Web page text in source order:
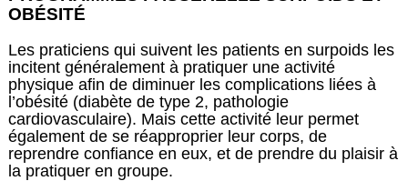
OBÉSITÉ
Les praticiens qui suivent les patients en surpoids les
incitent généralement à pratiquer une activité
physique afin de diminuer les complications liées à
l’obésité (diabète de type 2, pathologie
cardiovasculaire). Mais cette activité leur permet
également de se réapproprier leur corps, de
reprendre confiance en eux, et de prendre du plaisir à
la pratiquer en groupe.